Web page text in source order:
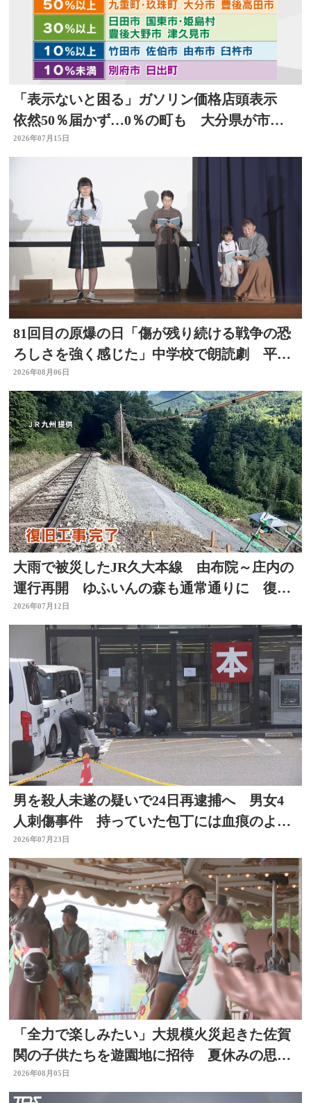
「表示ないと困る」ガソリン価格店頭表示
依然50％届かず…0％の町も 大分県が市町
村ごとの結果公表
2026年07月15日
81回目の原爆の日「傷が残り続ける戦争の恐
ろしさを強く感じた」中学校で朗読劇 平和
の大切さ学ぶ 大分
2026年08月06日
大雨で被災したJR久大本線 由布院～庄内の
運行再開 ゆふいんの森も通常通りに 復旧
工事完了 大分
2026年07月12日
男を殺人未遂の疑いで24日再逮捕へ 男女4
人刺傷事件 持っていた包丁には血痕のよう
なもの付着
2026年07月23日
「全力で楽しみたい」大規模火災起きた佐賀
関の子供たちを遊園地に招待 夏休みの思い
出作りに 大分
2026年08月05日